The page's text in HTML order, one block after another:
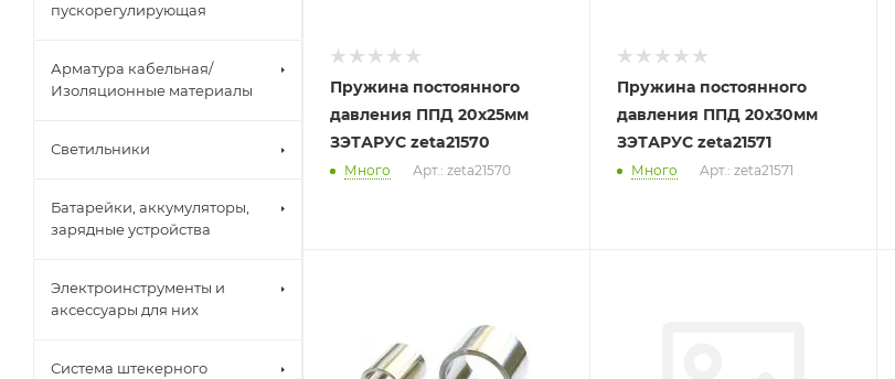
Пружина постоянного
давления ППД 20х25мм
ЗЭТАРУС zeta21570
Много Арт.: zeta21570
Пружина постоянного
давления ППД 20х30мм
ЗЭТАРУС zeta21571
Много Арт.: zeta21571
пускорегулирующая
Арматура кабельная/
Изоляционные материалы
Светильники
Батарейки, аккумуляторы,
зарядные устройства
Электроинструменты и
аксессуары для них
Система штекерного